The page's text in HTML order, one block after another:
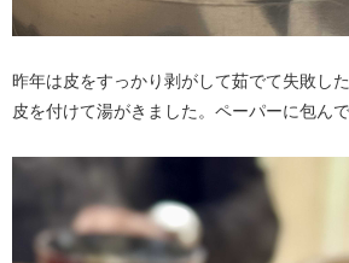
昨年は皮をすっかり剥がして茹でて失敗し
皮を付けて湯がきました。ペーパーに包ん